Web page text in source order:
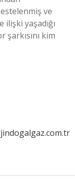
ve
ilişki yaşadığı
şarkısını kim